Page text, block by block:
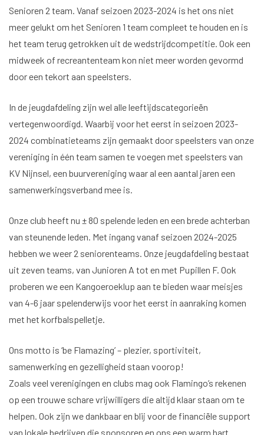
Senioren 2 team. Vanaf seizoen 2023-2024 is het ons niet
meer gelukt om het Senioren 1 team compleet te houden en is
het team terug getrokken uit de wedstrijdcompetitie. Ook een
midweek of recreantenteam kon niet meer worden gevormd
door een tekort aan speelsters.
In de jeugdafdeling zijn wel alle leeftijdscategorieën
vertegenwoordigd. Waarbij voor het eerst in seizoen 2023-
2024 combinatieteams zijn gemaakt door speelsters van onze
vereniging in één team samen te voegen met speelsters van
KV Nijnsel, een buurvereniging waar al een aantal jaren een
samenwerkingsverband mee is.
Onze club heeft nu ± 80 spelende leden en een brede achterban
van steunende leden. Met ingang vanaf seizoen 2024-2025
hebben we weer 2 seniorenteams. Onze jeugdafdeling bestaat
uit zeven teams, van Junioren A tot en met Pupillen F. Ook
proberen we een Kangoeroeklup aan te bieden waar meisjes
van 4-6 jaar spelenderwijs voor het eerst in aanraking komen
met het korfbalspelletje.
Ons motto is ‘be Flamazing’ – plezier, sportiviteit,
samenwerking en gezelligheid staan voorop!
Zoals veel verenigingen en clubs mag ook Flamingo’s rekenen
op een trouwe schare vrijwilligers die altijd klaar staan om te
helpen. Ook zijn we dankbaar en blij voor de financiële support
van lokale bedrijven die sponsoren en ons een warm hart